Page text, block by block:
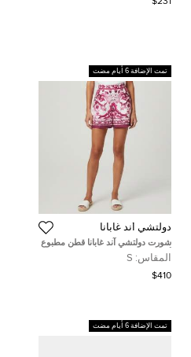
تمت الإضافة 6 أيام مضت
دولتشي أند غابانا
شورت دولتشي آند غابانا قطن مطبوع
أبيض/وردي مقاس صغير
المقاس: S
$410
تمت الإضافة 6 أيام مضت